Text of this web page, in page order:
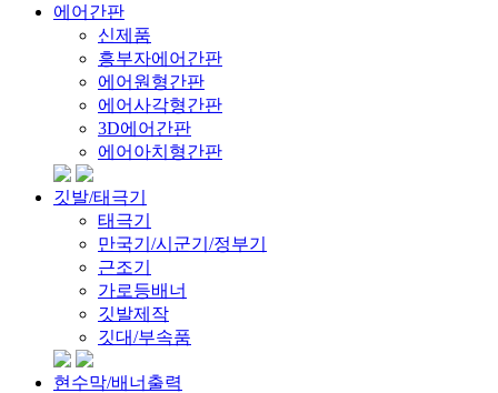
에어간판
신제품
흥부자에어간판
에어원형간판
에어사각형간판
3D에어간판
에어아치형간판
깃발/태극기
태극기
만국기/시군기/정부기
근조기
가로등배너
깃발제작
깃대/부속품
현수막/배너출력